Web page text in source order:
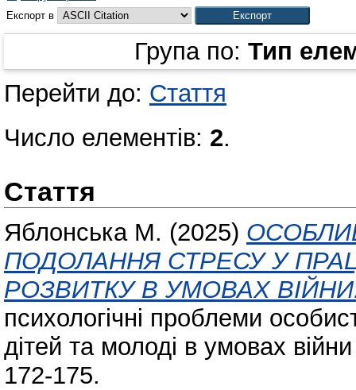
Експорт в
Група по: Тип
Перейти до: Стаття
Число елементів: 2.
Стаття
Яблонська М. (2025)
ПОДОЛАННЯ СТРЕСУ У
РОЗВИТКУ В УМОВАХ
психологічні проблеми
дітей та молоді в умовах
172-175.